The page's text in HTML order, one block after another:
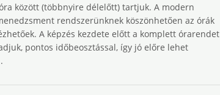
között (többnyire délelőtt) tartjuk. A modern
rendszerünknek köszönhetően az órák
A képzés kezdete előtt a komplett órarendet
pontos időbeosztással, így jó előre lehet